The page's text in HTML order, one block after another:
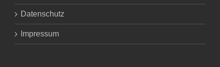
Datenschutz
Impressum